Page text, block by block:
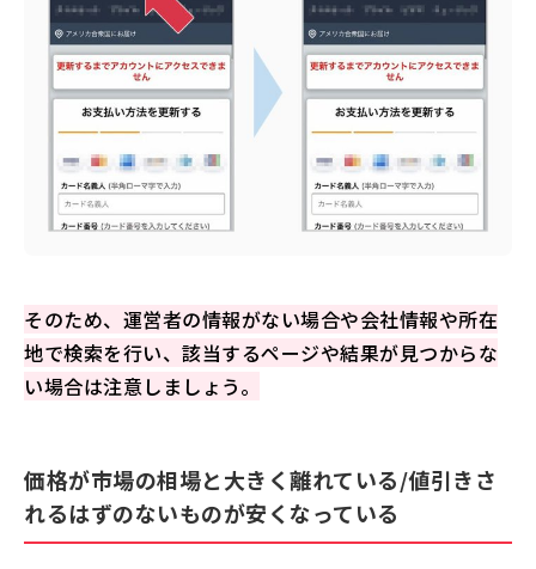
そのため、運営者の情報がない場合や会社情報や所在
地で検索を行い、該当するページや結果が見つからな
い場合は注意しましょう。
価格が市場の相場と大きく離れている/値引きさ
れるはずのないものが安くなっている